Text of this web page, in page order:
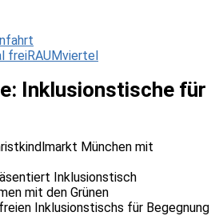
freiRAUMviertel
Inklusionstische für